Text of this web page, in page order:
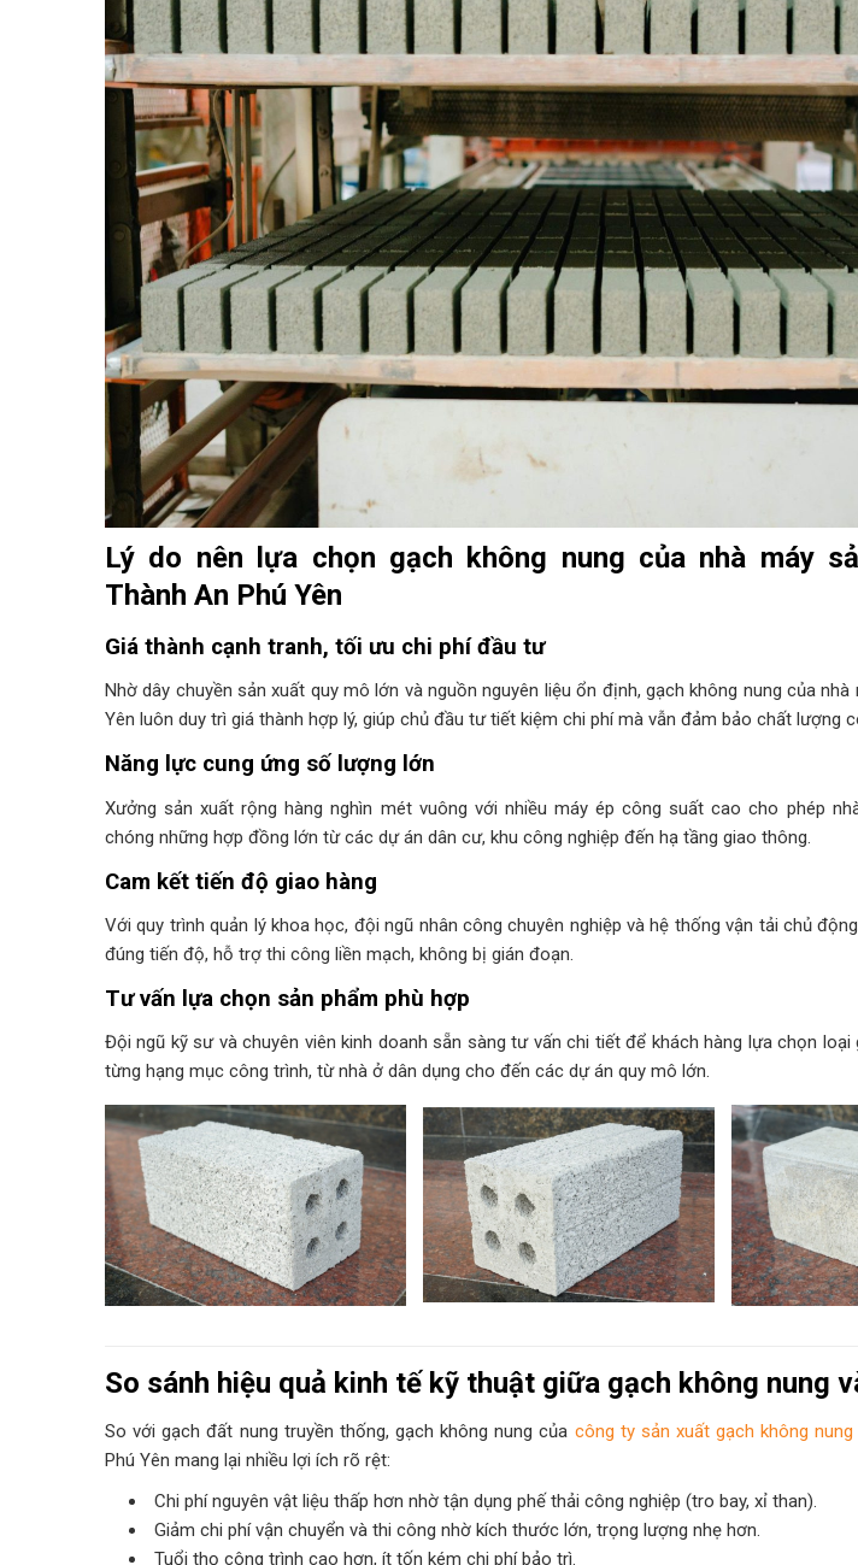
Lý do nên lựa chọn gạch không nung của nhà máy
Thành An Phú Yên
Giá thành cạnh tranh, tối ưu chi phí đầu tư
Nhờ dây chuyền sản xuất quy mô lớn và nguồn nguyên liệu ổn định, gạch không nung của nhà
Yên luôn duy trì giá thành hợp lý, giúp chủ đầu tư tiết kiệm chi phí mà vẫn đảm bảo chất lượng
Năng lực cung ứng số lượng lớn
Xưởng sản xuất rộng hàng nghìn mét vuông với nhiều máy ép công suất cao cho phép
chóng những hợp đồng lớn từ các dự án dân cư, khu công nghiệp đến hạ tầng giao thông.
Cam kết tiến độ giao hàng
Với quy trình quản lý khoa học, đội ngũ nhân công chuyên nghiệp và hệ thống vận tải chủ
đúng tiến độ, hỗ trợ thi công liền mạch, không bị gián đoạn.
Tư vấn lựa chọn sản phẩm phù hợp
Đội ngũ kỹ sư và chuyên viên kinh doanh sẵn sàng tư vấn chi tiết để khách hàng lựa chọn loại
từng hạng mục công trình, từ nhà ở dân dụng cho đến các dự án quy mô lớn.
So sánh hiệu quả kinh tế kỹ thuật giữa gạch không nung
So với gạch đất nung truyền thống, gạch không nung của công ty sản xuất gạch không
Phú Yên mang lại nhiều lợi ích rõ rệt:
Chi phí nguyên vật liệu thấp hơn nhờ tận dụng phế thải công nghiệp (tro bay, xỉ than).
Giảm chi phí vận chuyển và thi công nhờ kích thước lớn, trọng lượng nhẹ hơn.
Tuổi thọ công trình cao hơn, ít tốn kém chi phí bảo trì.